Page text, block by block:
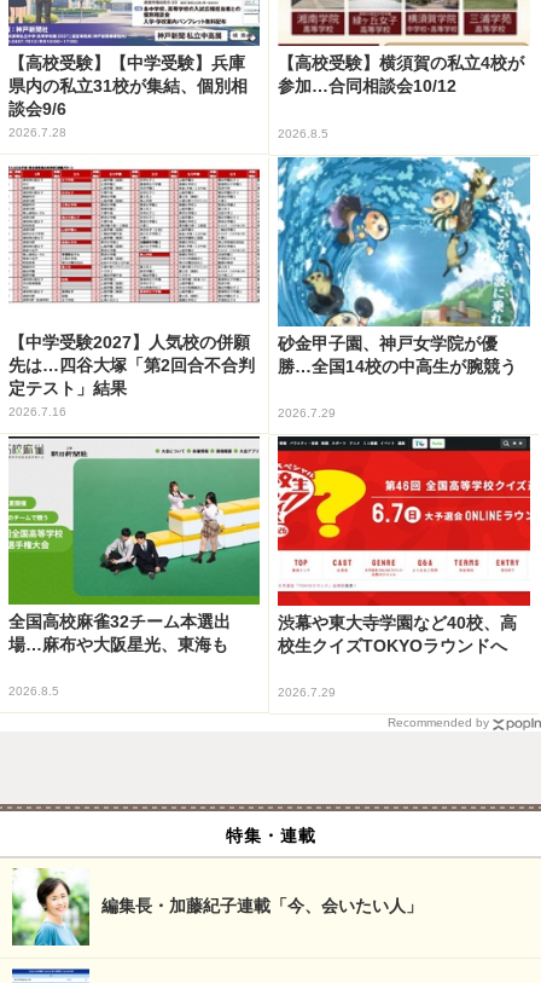
【高校受験】【中学受験】兵庫
県内の私立31校が集結、個別相
談会9/6
2026.7.28
【高校受験】横須賀の私立4校が
参加…合同相談会10/12
2026.8.5
【中学受験2027】人気校の併願
先は…四谷大塚「第2回合不合判
定テスト」結果
2026.7.16
砂金甲子園、神戸女学院が優
勝…全国14校の中高生が腕競う
2026.7.29
全国高校麻雀32チーム本選出
場…麻布や大阪星光、東海も
2026.8.5
渋幕や東大寺学園など40校、高
校生クイズTOKYOラウンドへ
2026.7.29
Recommended by
特集・連載
編集長・加藤紀子連載「今、会いたい人」